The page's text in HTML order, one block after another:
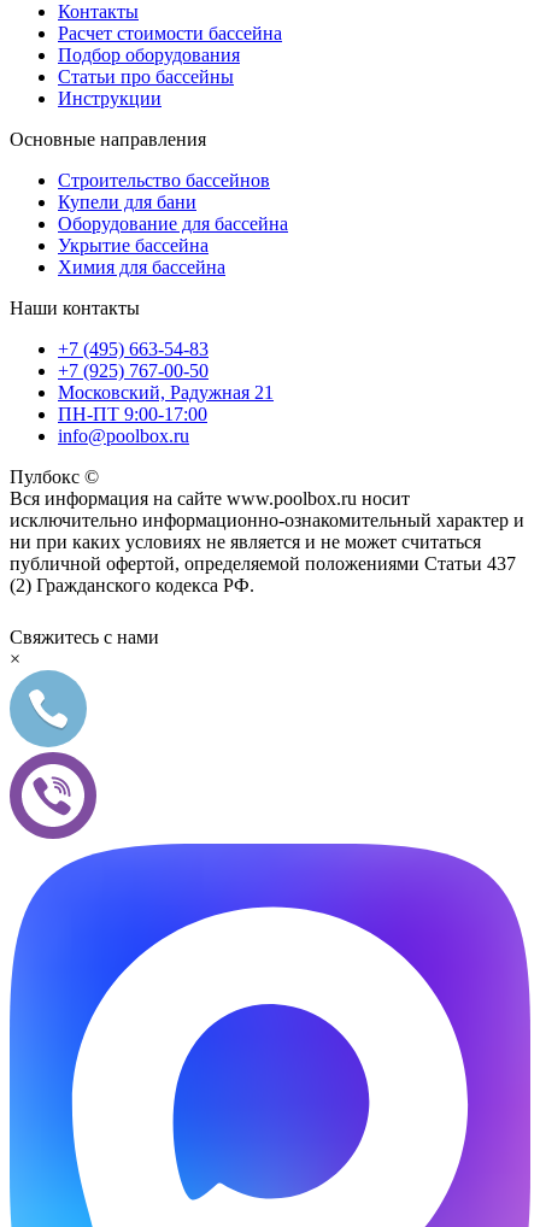
Контакты
Расчет стоимости бассейна
Подбор оборудования
Статьи про бассейны
Инструкции
Основные направления
Строительство бассейнов
Купели для бани
Оборудование для бассейна
Укрытие бассейна
Химия для бассейна
Наши контакты
+7 (495) 663-54-83
+7 (925) 767-00-50
Московский, Радужная 21
ПН-ПТ 9:00-17:00
info@poolbox.ru
Пулбокс ©
Вся информация на сайте www.poolbox.ru носит
исключительно информационно-ознакомительный характер и
ни при каких условиях не является и не может считаться
публичной офертой, определяемой положениями Статьи 437
(2) Гражданского кодекса РФ.
Свяжитесь с нами
×